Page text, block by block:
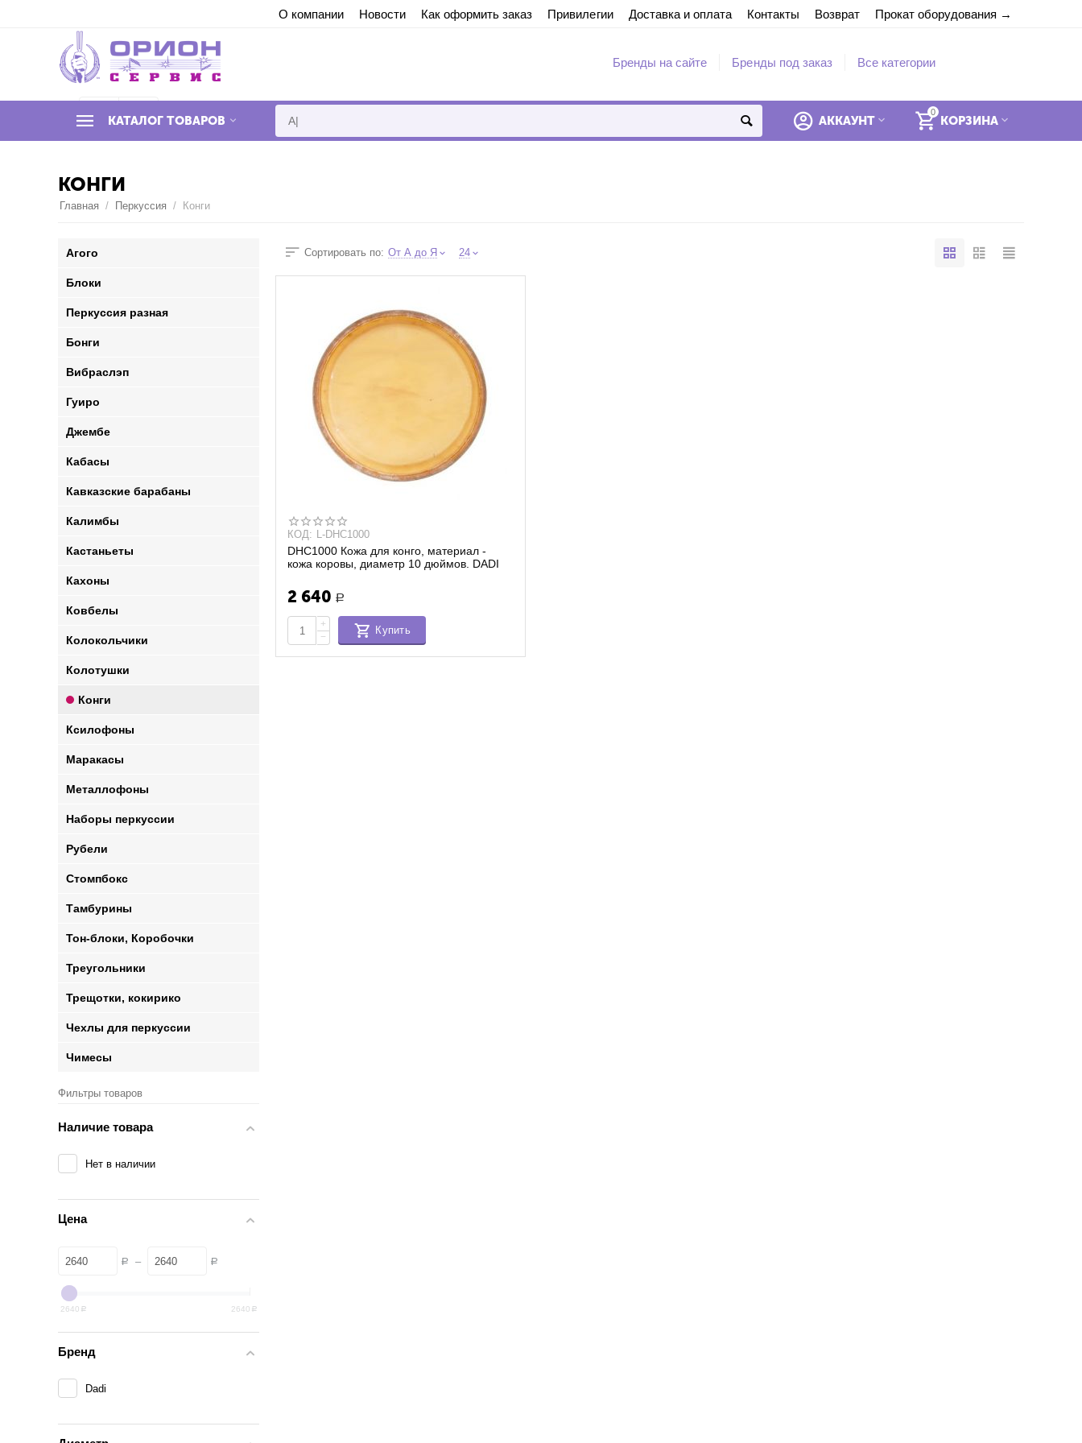
О компании Новости Как оформить заказ Привилегии Доставка и оплата Контакты Возврат Прокат оборудования
Бренды на сайте Бренды под заказ Все категории
Syntax error in template "778d12607e4bc461bb29ae430f82ae368cabbcef" on line 7 "{if $addons.call_requests.status == "A"}{call_request}{/if}" unknown tag "call_request"
КАТАЛОГ ТОВАРОВ
0
КОРЗИНА
АККАУНТ
КОНГИ
Главная / Перкуссия / Конги
Сортировать по: От А до Я 24
КОД: L-DHC1000
DHC1000 Кожа для конго, материал -
кожа коровы, диаметр 10 дюймов. DADI
2 640 Р
+
−
Купить
Агого
Блоки
Перкуссия разная
Бонги
Вибраслэп
Гуиро
Джембе
Кабасы
Кавказские барабаны
Калимбы
Кастаньеты
Кахоны
Ковбелы
Колокольчики
Колотушки
Конги
Ксилофоны
Маракасы
Металлофоны
Наборы перкуссии
Рубели
Стомпбокс
Тамбурины
Тон-блоки, Коробочки
Треугольники
Трещотки, кокирико
Чехлы для перкуссии
Чимесы
Фильтры товаров
Наличие товара
Нет в наличии
Цена
Р – Р
2640 Р 2640 Р
Бренд
Dadi